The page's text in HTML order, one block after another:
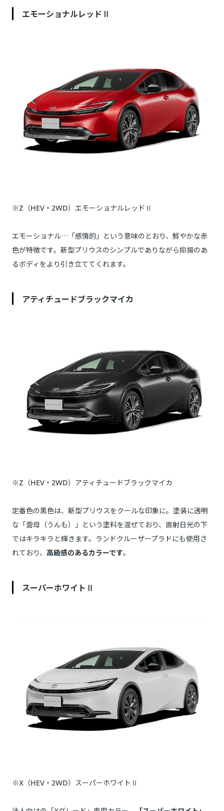
エモーショナルレッドⅡ
※Z（HEV・2WD）エモーショナルレッドⅡ
エモーショナル…「感情的」という意味のとおり、鮮やかな赤
色が特徴です。新型プリウスのシンプルでありながら抑揚のあ
るボディをより引き立ててくれます。
アティチュードブラックマイカ
※Z（HEV・2WD）アティチュードブラックマイカ
定番色の黒色は、新型プリウスをクールな印象に。塗装に透明
な「雲母（うんも）」という塗料を混ぜており、直射日光の下
ではキラキラと輝きます。ランドクルーザープラドにも使用さ
れており、 高級感のあるカラーです。
スーパーホワイトⅡ
※X（HEV・2WD）スーパーホワイトⅡ